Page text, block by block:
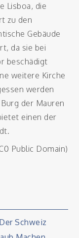
Lisboa, die
zu den
Gebäude
da sie bei
beschädigt
weitere Kirche
werden
der Mauren
einen der
Public Domain)
Schweiz